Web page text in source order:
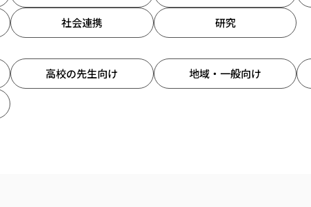
社会連携 研究
高校の先生向け 地域・一般向け